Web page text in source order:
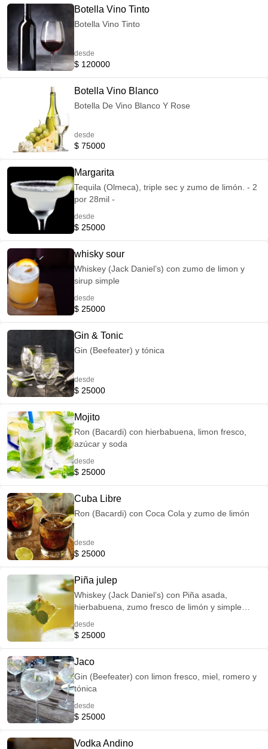
Botella Vino Tinto
Botella Vino Tinto
desde
$ 120000
Botella Vino Blanco
Botella De Vino Blanco Y Rose
desde
$ 75000
Margarita
Tequila (Olmeca), triple sec y zumo de limón. - 2
por 28mil -
desde
$ 25000
whisky sour
Whiskey (Jack Daniel’s) con zumo de limon y
sirup simple
desde
$ 25000
Gin & Tonic
Gin (Beefeater) y tónica
desde
$ 25000
Mojito
Ron (Bacardi) con hierbabuena, limon fresco,
azúcar y soda
desde
$ 25000
Cuba Libre
Ron (Bacardi) con Coca Cola y zumo de limón
desde
$ 25000
Piña julep
Whiskey (Jack Daniel’s) con Piña asada,
hierbabuena, zumo fresco de limón y simple
desde
$ 25000
Jaco
Gin (Beefeater) con limon fresco, miel, romero y
tónica
desde
$ 25000
Vodka Andino